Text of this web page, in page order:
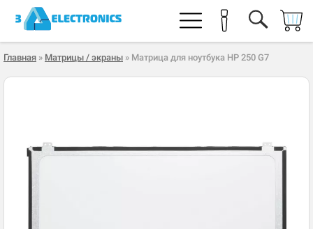
Главная » Матрицы / экраны » Матрица для ноутбука HP 250 G7